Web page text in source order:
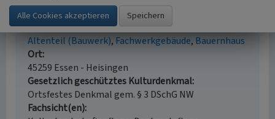
Ehemalige Leibzucht Stemmerhof in Heisingen
Schlagwörter
Altenteil (Bauwerk) Fachwerkgebäude Bauernhaus
Ort
45259 Essen - Heisingen
Gesetzlich geschütztes Kulturdenkmal
Ortsfestes Denkmal gem. § 3 DSchG NW
Fachsicht(en)